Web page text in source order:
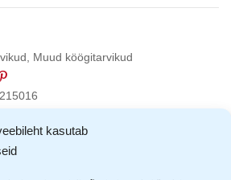
kasutab
Muud köögitarvikud
(1)